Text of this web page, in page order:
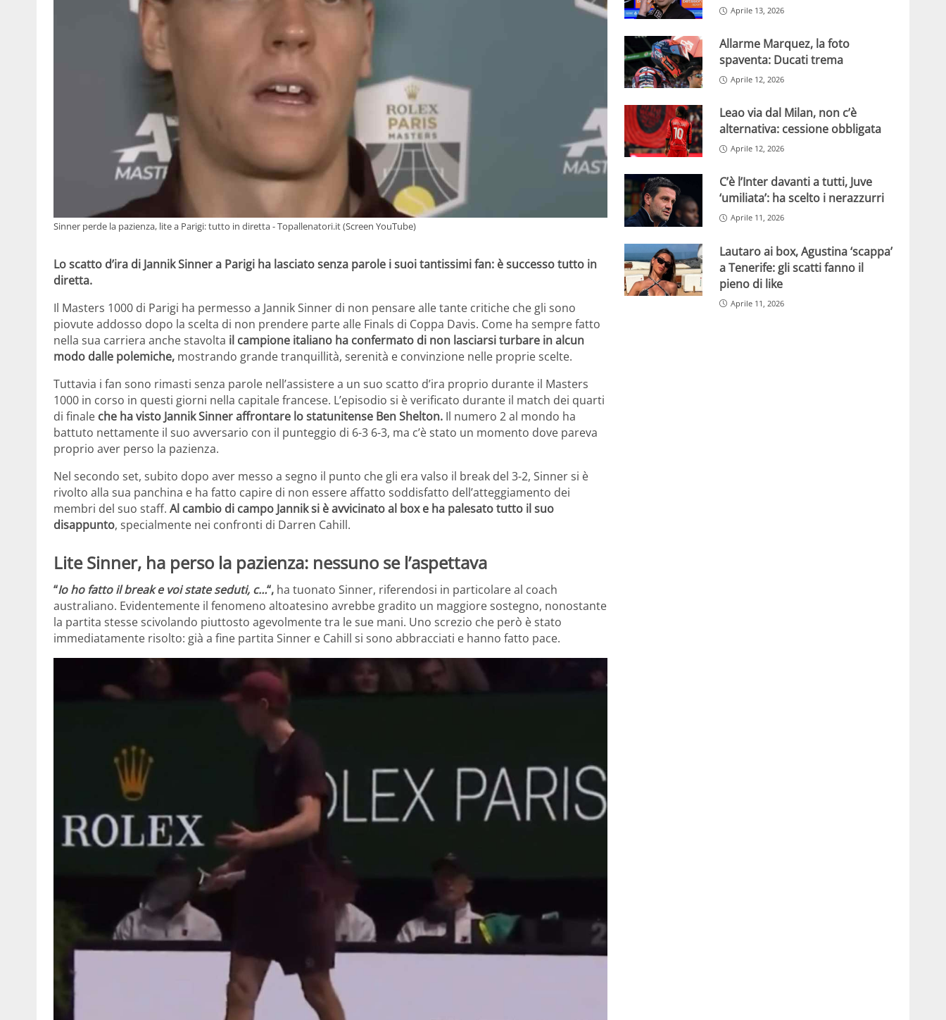
Sinner perde la pazienza, lite a Parigi: tutto in diretta - Topallenatori.it (Screen YouTube)
Lo scatto d’ira di Jannik Sinner a Parigi ha lasciato senza parole i suoi tantissimi fan: è successo tutto in
diretta.
Il Masters 1000 di Parigi ha permesso a Jannik Sinner di non pensare alle tante critiche che gli sono
piovute addosso dopo la scelta di non prendere parte alle Finals di Coppa Davis. Come ha sempre fatto
nella sua carriera anche stavolta il campione italiano ha confermato di non lasciarsi turbare in alcun
modo dalle polemiche, mostrando grande tranquillità, serenità e convinzione nelle proprie scelte.
Tuttavia i fan sono rimasti senza parole nell’assistere a un suo scatto d’ira proprio durante il Masters
1000 in corso in questi giorni nella capitale francese. L’episodio si è verificato durante il match dei quarti
di finale che ha visto Jannik Sinner affrontare lo statunitense Ben Shelton. Il numero 2 al mondo ha
battuto nettamente il suo avversario con il punteggio di 6-3 6-3, ma c’è stato un momento dove pareva
proprio aver perso la pazienza.
Nel secondo set, subito dopo aver messo a segno il punto che gli era valso il break del 3-2, Sinner si è
rivolto alla sua panchina e ha fatto capire di non essere affatto soddisfatto dell’atteggiamento dei
membri del suo staff. Al cambio di campo Jannik si è avvicinato al box e ha palesato tutto il suo
disappunto, specialmente nei confronti di Darren Cahill.
Lite Sinner, ha perso la pazienza: nessuno se l’aspettava
“Io ho fatto il break e voi state seduti, c…“, ha tuonato Sinner, riferendosi in particolare al coach
australiano. Evidentemente il fenomeno altoatesino avrebbe gradito un maggiore sostegno, nonostante
la partita stesse scivolando piuttosto agevolmente tra le sue mani. Uno screzio che però è stato
immediatamente risolto: già a fine partita Sinner e Cahill si sono abbracciati e hanno fatto pace.
Aprile 13, 2026
Allarme Marquez, la foto
spaventa: Ducati trema
Aprile 12, 2026
Leao via dal Milan, non c’è
alternativa: cessione obbligata
Aprile 12, 2026
C’è l’Inter davanti a tutti, Juve
‘umiliata’: ha scelto i nerazzurri
Aprile 11, 2026
Lautaro ai box, Agustina ‘scappa’
a Tenerife: gli scatti fanno il
pieno di like
Aprile 11, 2026